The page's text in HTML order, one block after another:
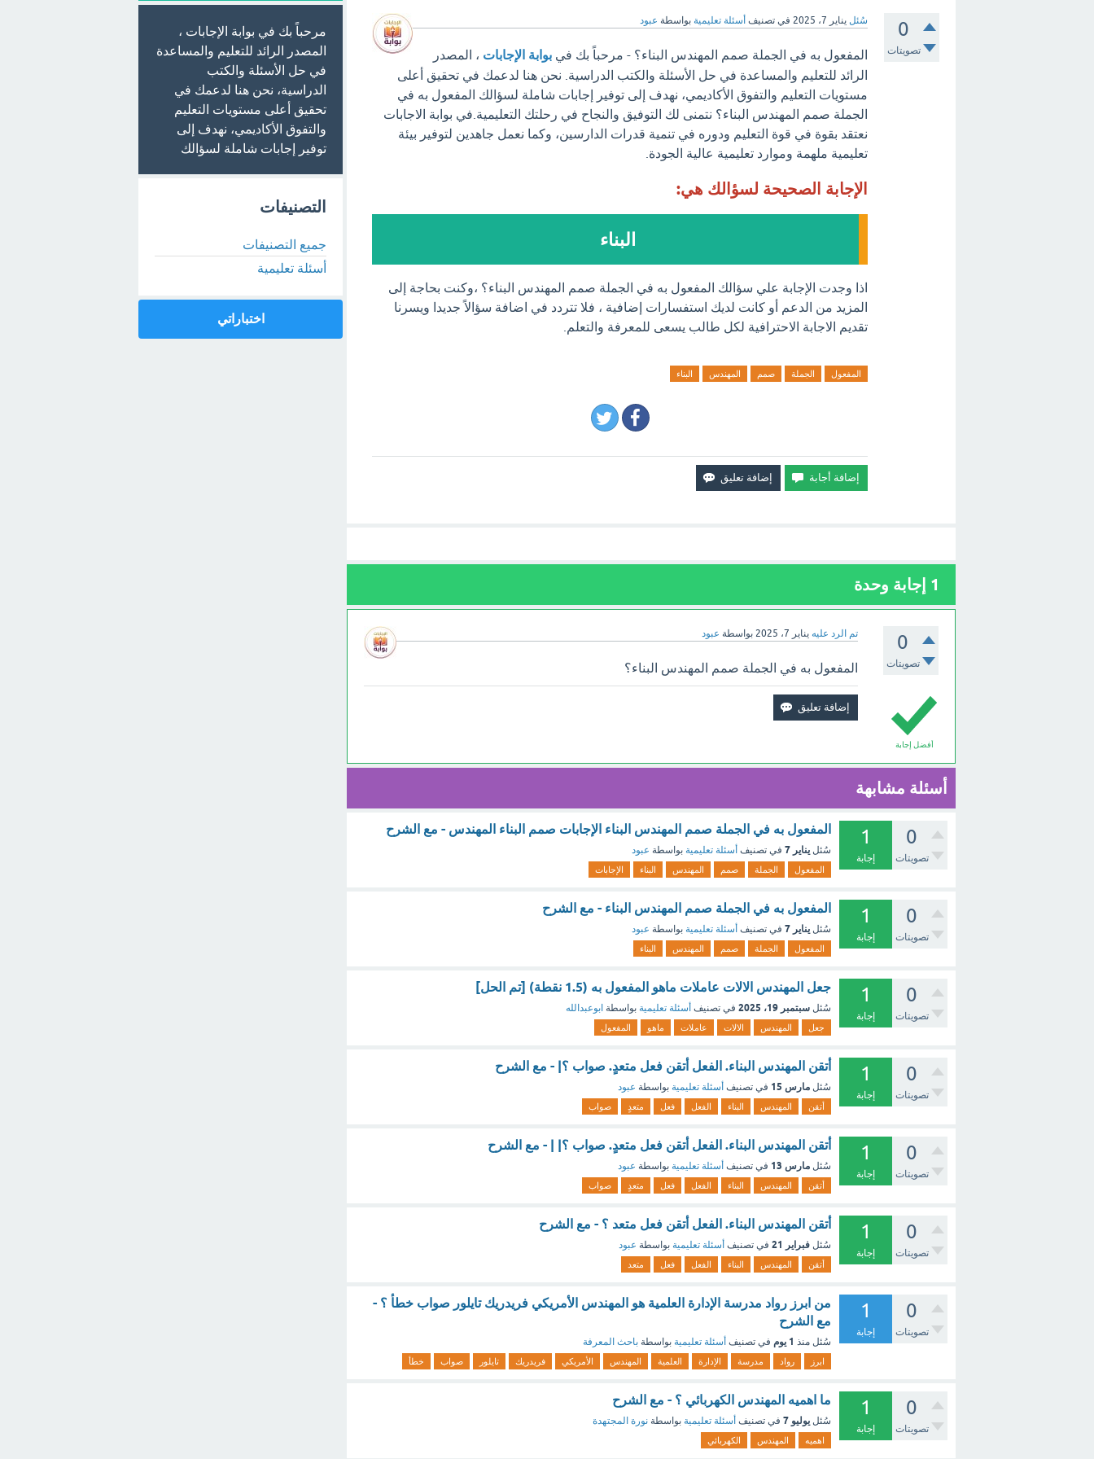
0
تصويتات
سُئل يناير 7، 2025 في تصنيف أسئلة تعليمية بواسطة عبود
‏المفعول به في الجملة صمم المهندس البناء؟ - مرحباً بك في بوابة الإجابات ، المصدر
الرائد للتعليم والمساعدة في حل الأسئلة والكتب الدراسية. نحن هنا لدعمك في تحقيق أعلى
مستويات التعليم والتفوق الأكاديمي، نهدف إلى توفير إجابات شاملة لسؤالك ‏المفعول به في
الجملة صمم المهندس البناء؟ نتمنى لك التوفيق والنجاح في رحلتك التعليمية.في بوابة الاجابات
نعتقد بقوة في قوة التعليم ودوره في تنمية قدرات الدارسين، وكما نعمل جاهدين لتوفير بيئة
تعليمية ملهمة وموارد تعليمية عالية الجودة.
الإجابة الصحيحة لسؤالك هي:
البناء
اذا وجدت الإجابة علي سؤالك ‏المفعول به في الجملة صمم المهندس البناء؟ ،وكنت بحاجة إلى
المزيد من الدعم أو كانت لديك استفسارات إضافية ، فلا تتردد في اضافة سؤالاً جديدا ويسرنا
تقديم الاجابة الاحترافية لكل طالب يسعى للمعرفة والتعلم.
المفعول الجملة صمم المهندس البناء
1 إجابة وحدة
0
تصويتات
تم الرد عليه يناير 7، 2025 بواسطة عبود
أفضل إجابة
‏المفعول به في الجملة صمم المهندس البناء؟
أسئلة مشابهة
0
تصويتات
1
إجابة
‏المفعول به في الجملة صمم المهندس البناء الإجابات صمم البناء المهندس - مع الشرح
سُئل يناير 7 في تصنيف أسئلة تعليمية بواسطة عبود
المفعول الجملة صمم المهندس البناء الإجابات
0
تصويتات
1
إجابة
‏المفعول به في الجملة صمم المهندس البناء - مع الشرح
سُئل يناير 7 في تصنيف أسئلة تعليمية بواسطة عبود
المفعول الجملة صمم المهندس البناء
0
تصويتات
1
إجابة
جعل المهندس الالات عاملات ماهو المفعول به (1.5 نقطة) [تم الحل]
سُئل سبتمبر 19، 2025 في تصنيف أسئلة تعليمية بواسطة ابوعبدالله
جعل المهندس الالات عاملات ماهو المفعول
0
تصويتات
1
إجابة
أتقن المهندس البناء. الفعل أتقن فعل متعدٍ. صواب ؟| - مع الشرح
سُئل مارس 15 في تصنيف أسئلة تعليمية بواسطة عبود
أتقن المهندس البناء الفعل فعل متعدٍ صواب
0
تصويتات
1
إجابة
أتقن المهندس البناء. الفعل أتقن فعل متعدٍ. صواب ؟| | - مع الشرح
سُئل مارس 13 في تصنيف أسئلة تعليمية بواسطة عبود
أتقن المهندس البناء الفعل فعل متعدٍ صواب
0
تصويتات
1
إجابة
أتقن المهندس البناء. الفعل أتقن فعل متعد ؟ - مع الشرح
سُئل فبراير 21 في تصنيف أسئلة تعليمية بواسطة عبود
أتقن المهندس البناء الفعل فعل متعد
0
تصويتات
1
إجابة
من ابرز رواد مدرسة الإدارة العلمية هو المهندس الأمريكي فريدريك تايلور صواب خطأ ؟ -
مع الشرح
سُئل منذ 1 يوم في تصنيف أسئلة تعليمية بواسطة باحث المعرفة
ابرز رواد مدرسة الإدارة العلمية المهندس الأمريكي فريدريك تايلور صواب خطأ
0
تصويتات
1
إجابة
ما اهميه المهندس الكهربائي ؟ - مع الشرح
سُئل يوليو 7 في تصنيف أسئلة تعليمية بواسطة نورة المجتهدة
اهميه المهندس الكهربائي
مرحباً بك في بوابة الإجابات ،
المصدر الرائد للتعليم والمساعدة
في حل الأسئلة والكتب
الدراسية، نحن هنا لدعمك في
تحقيق أعلى مستويات التعليم
والتفوق الأكاديمي، نهدف إلى
توفير إجابات شاملة لسؤالك
التصنيفات
جميع التصنيفات
أسئلة تعليمية
اختباراتي